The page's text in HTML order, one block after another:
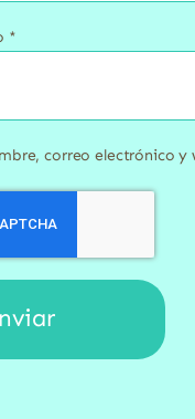
*
correo electrónico